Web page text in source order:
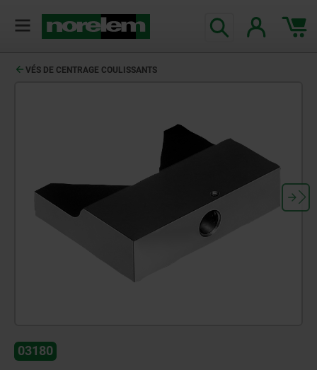
VÉS DE CENTRAGE COULISSANTS
03180